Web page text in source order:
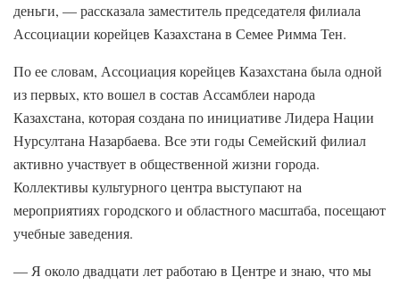
деньги, — рассказала заместитель председателя филиала
Ассоциации корейцев Казахстана в Семее Римма Тен.
По ее словам, Ассоциация корейцев Казахстана была одной
из первых, кто вошел в состав Ассамблеи народа
Казахстана, которая создана по инициативе Лидера Нации
Нурсултана Назарбаева. Все эти годы Семейский филиал
активно участвует в общественной жизни города.
Коллективы культурного центра выступают на
мероприятиях городского и областного масштаба, посещают
учебные заведения.
— Я около двадцати лет работаю в Центре и знаю, что мы